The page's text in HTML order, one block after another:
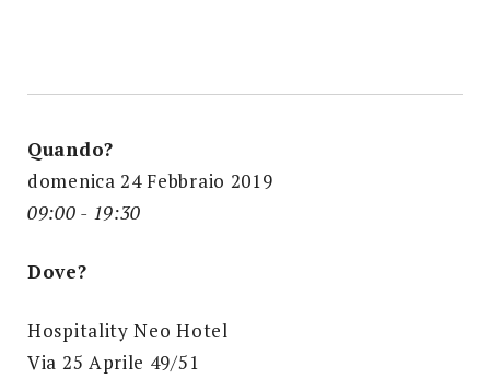
Quando?
domenica 24 Febbraio 2019
09:00 - 19:30
Dove?
Hospitality Neo Hotel
Via 25 Aprile 49/51